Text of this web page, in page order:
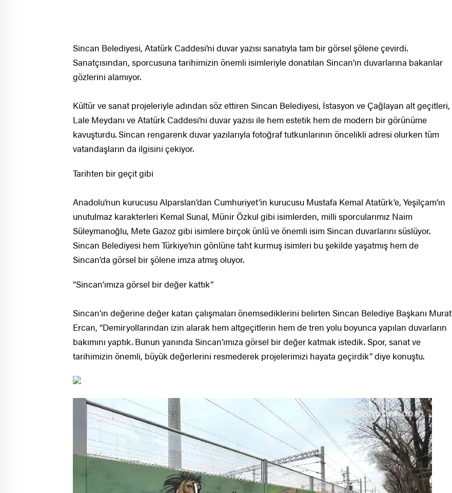
Sincan Belediyesi, Atatürk Caddesi’ni duvar yazısı sanatıyla tam bir görsel şölene çevirdi.
Sanatçısından, sporcusuna tarihimizin önemli isimleriyle donatılan Sincan’ın duvarlarına bakanlar
gözlerini alamıyor.
Kültür ve sanat projeleriyle adından söz ettiren Sincan Belediyesi, İstasyon ve Çağlayan alt geçitleri,
Lale Meydanı ve Atatürk Caddesi’ni duvar yazısı ile hem estetik hem de modern bir görünüme
kavuşturdu. Sincan rengarenk duvar yazılarıyla fotoğraf tutkunlarının öncelikli adresi olurken tüm
vatandaşların da ilgisini çekiyor.
Tarihten bir geçit gibi
Anadolu’nun kurucusu Alparslan’dan Cumhuriyet’in kurucusu Mustafa Kemal Atatürk’e, Yeşilçam’ın
unutulmaz karakterleri Kemal Sunal, Münir Özkul gibi isimlerden, milli sporcularımız Naim
Süleymanoğlu, Mete Gazoz gibi isimlere birçok ünlü ve önemli isim Sincan duvarlarını süslüyor.
Sincan Belediyesi hem Türkiye’nin gönlüne taht kurmuş isimleri bu şekilde yaşatmış hem de
Sincan’da görsel bir şölene imza atmış oluyor.
“Sincan’ımıza görsel bir değer kattık”
Sincan’ın değerine değer katan çalışmaları önemsediklerini belirten Sincan Belediye Başkanı Murat
Ercan, “Demiryollarından izin alarak hem altgeçitlerin hem de tren yolu boyunca yapılan duvarların
bakımını yaptık. Bunun yanında Sincan’ımıza görsel bir değer katmak istedik. Spor, sanat ve
tarihimizin önemli, büyük değerlerini resmederek projelerimizi hayata geçirdik” diye konuştu.